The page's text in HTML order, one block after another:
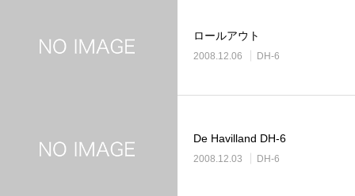
ロールアウト
2008.12.06 DH-6
De Havilland DH-6
2008.12.03 DH-6